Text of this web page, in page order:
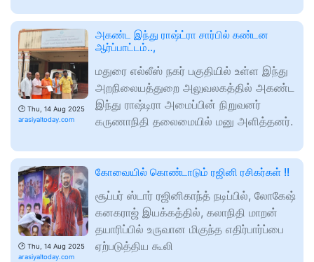
🕑 Thu, 14 Aug 2025
arasiyaltoday.com
அகண்ட இந்து ராஷ்ட்ரா சார்பில் கண்டன
ஆர்ப்பாட்டம்..,
மதுரை எல்லீஸ் நகர் பகுதியில் உள்ள இந்து
அறநிலையத்துறை அலுவலகத்தில் அகண்ட
இந்து ராஷ்டிரா அமைப்பின் நிறுவனர்
கருணாநிதி தலைமையில் மனு அளித்தனர்.
🕑 Thu, 14 Aug 2025
arasiyaltoday.com
கோவையில் கொண்டாடும் ரஜினி ரசிகர்கள் !!
சூப்பர் ஸ்டார் ரஜினிகாந்த் நடிப்பில், லோகேஷ்
கனகராஜ் இயக்கத்தில், கலாநிதி மாறன்
தயாரிப்பில் உருவான மிகுந்த எதிர்பார்ப்பை
ஏற்படுத்திய கூலி